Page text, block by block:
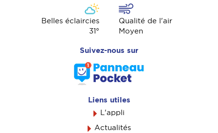
Belles éclaircies
31°
Qualité de l'air
Moyen
Suivez-nous sur
Liens utiles
L'appli
Actualités